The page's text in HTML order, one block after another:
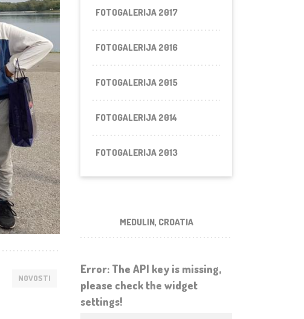
NOVOSTI
FOTOGALERIJA 2017
FOTOGALERIJA 2016
FOTOGALERIJA 2015
FOTOGALERIJA 2014
FOTOGALERIJA 2013
MEDULIN, CROATIA
Error: The API key is missing,
please check the widget
settings!